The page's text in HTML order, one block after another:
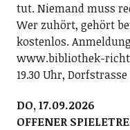
tut. Niemand muss
Wer zuhört, gehört
kostenlos.
www.bibliothek-
19.30 Uhr,
DO, 17.09.2026
OFFENER